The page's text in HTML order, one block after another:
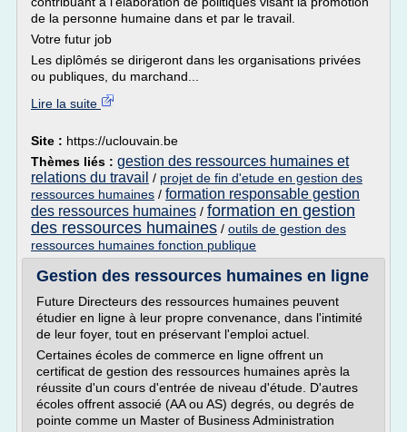
de la personne humaine dans et par le travail.
Votre futur job
Les diplômés se dirigeront dans les organisations privées
ou publiques, du marchand...
Lire la suite
Site : https://uclouvain.be
Thèmes liés : gestion des ressources humaines et
relations du travail / projet de fin d'etude en gestion des
ressources humaines / formation responsable gestion
des ressources humaines / formation en gestion
des ressources humaines / outils de gestion des
ressources humaines fonction publique
Gestion des ressources humaines en ligne
Future Directeurs des ressources humaines peuvent
étudier en ligne à leur propre convenance, dans l'intimité
de leur foyer, tout en préservant l'emploi actuel.
Certaines écoles de commerce en ligne offrent un
certificat de gestion des ressources humaines après la
réussite d'un cours d'entrée de niveau d'étude. D'autres
écoles offrent associé (AA ou AS) degrés, ou degrés de
pointe comme un Master of Business Administration